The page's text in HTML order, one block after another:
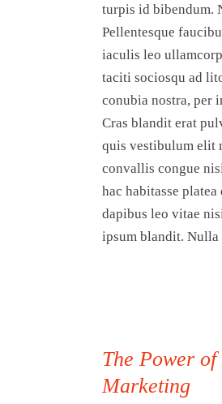
turpis id bibendum.
Pellentesque
iaculis leo
taciti sociosqu ad
conubia nostra, per
Cras blandit erat
quis vestibulum elit
convallis congue
hac habitasse
dapibus leo vitae
ipsum blandit.
The Power
Marketing